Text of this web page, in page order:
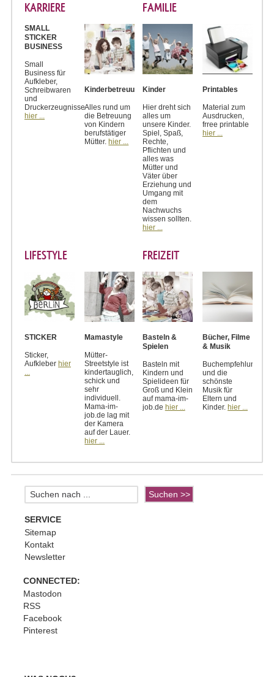
KARRIERE
SMALL
STICKER
BUSINESS
Small
Business für
Aufkleber,
Schreibwaren
und
Druckerzeugnisse
hier ...
Kinderbetreuung
Alles rund um
die Betreuung
von Kindern
berufstätiger
Mütter. hier ...
FAMILIE
Kinder
Hier dreht sich
alles um
unsere Kinder.
Spiel, Spaß,
Rechte,
Pflichten und
alles was
Mütter und
Väter über
Erziehung und
Umgang mit
dem
Nachwuchs
wissen sollten.
hier ...
Printables
Material zum
Ausdrucken,
frree printable
hier ...
LIFESTYLE
STICKER
Sticker,
Aufkleber hier
...
Mamastyle
Mütter-
Streetstyle ist
kindertauglich,
schick und
sehr
individuell.
Mama-im-
job.de lag mit
der Kamera
auf der Lauer.
hier ...
FREIZEIT
Basteln &
Spielen
Basteln mit
Kindern und
Spielideen für
Groß und Klein
auf mama-im-
job.de hier ...
Bücher, Filme
& Musik
Buchempfehlungen
und die
schönste
Musik für
Eltern und
Kinder. hier ...
SERVICE
Sitemap
Kontakt
Newsletter
CONNECTED:
Mastodon
RSS
Facebook
Pinterest